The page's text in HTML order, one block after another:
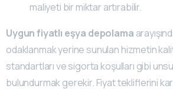
maliyeti bir miktar artırabilir.
Uygun fiyatlı eşya depolama
odaklanmak yerine sunulan hizmetin
standartları ve sigorta koşulları gibi
bulundurmak gerekir. Fiyat tekliflerini